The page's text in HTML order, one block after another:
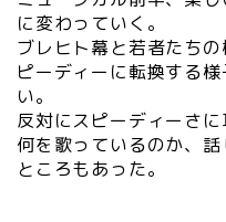
に変わっていく。
ブレヒト幕と若者たち
ピーディーに転換する
い。
反対にスピーディーさ
何を歌っているのか、
ところもあった。